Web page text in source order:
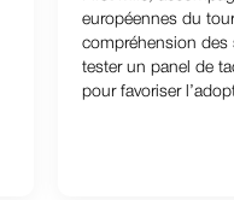
européennes du
compréhension des
tester un panel de
pour favoriser